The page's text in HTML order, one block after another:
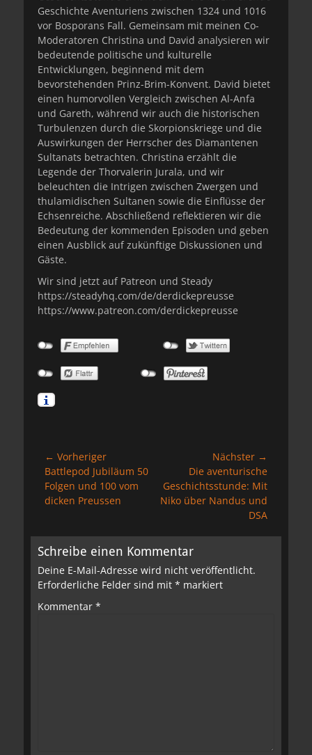
Geschichte Aventuriens zwischen 1324 und 1016
vor Bosporans Fall. Gemeinsam mit meinen Co-
Moderatoren Christina und David analysieren wir
bedeutende politische und kulturelle
Entwicklungen, beginnend mit dem
bevorstehenden Prinz-Brim-Konvent. David bietet
einen humorvollen Vergleich zwischen Al-Anfa
und Gareth, während wir auch die historischen
Turbulenzen durch die Skorpionskriege und die
Auswirkungen der Herrscher des Diamantenen
Sultanats betrachten. Christina erzählt die
Legende der Thorvalerin Jurala, und wir
beleuchten die Intrigen zwischen Zwergen und
thulamidischen Sultanen sowie die Einflüsse der
Echsenreiche. Abschließend reflektieren wir die
Bedeutung der kommenden Episoden und geben
einen Ausblick auf zukünftige Diskussionen und
Gäste.
Wir sind jetzt auf Patreon und Steady
https://steadyhq.com/de/derdickepreusse
https://www.patreon.com/derdickepreusse
Beitragsnavigation
← Vorheriger
Vorheriger
Beitrag:
Battlepod Jubiläum 50
Folgen und 100 vom
dicken Preussen
Nächster →
Nächster
Beitrag:
Die aventurische
Geschichtsstunde: Mit
Niko über Nandus und
DSA
Schreibe einen Kommentar
Deine E-Mail-Adresse wird nicht veröffentlicht.
Erforderliche Felder sind mit * markiert
Kommentar *